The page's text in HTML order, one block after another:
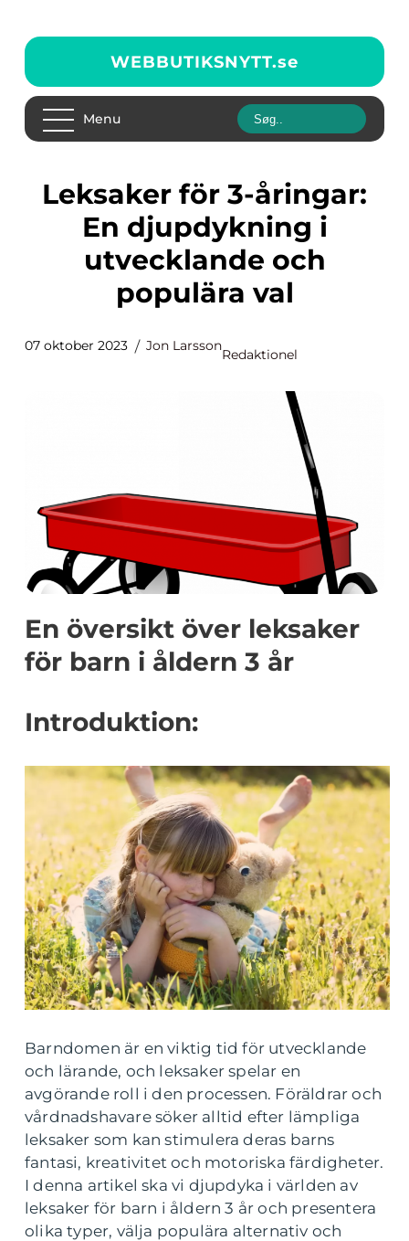
WEBBUTIKSNYTT.se
Menu
Leksaker för 3-åringar:
En djupdykning i
utvecklande och
populära val
07 oktober 2023 Jon Larsson
Redaktionel
En översikt över leksaker
för barn i åldern 3 år
Introduktion:
Barndomen är en viktig tid för utvecklande
och lärande, och leksaker spelar en
avgörande roll i den processen. Föräldrar och
vårdnadshavare söker alltid efter lämpliga
leksaker som kan stimulera deras barns
fantasi, kreativitet och motoriska färdigheter.
I denna artikel ska vi djupdyka i världen av
leksaker för barn i åldern 3 år och presentera
olika typer, välja populära alternativ och